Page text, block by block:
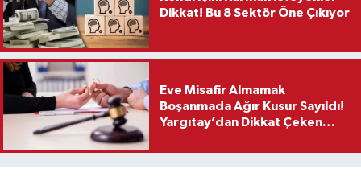
Dikkat! Bu 8 Sektör Öne Çıkıyor
Eve Misafir Almamak
Boşanmada Ağır Kusur Sayıldı!
Yargıtay’dan Dikkat Çeken